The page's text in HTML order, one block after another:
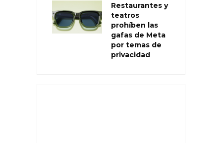
Restaurantes y
teatros
prohíben las
gafas de Meta
por temas de
privacidad